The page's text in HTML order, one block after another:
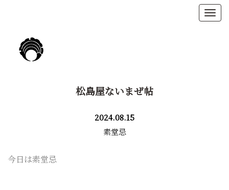
松島屋ないまぜ帖
2024.08.15
素堂忌
今日は素堂忌